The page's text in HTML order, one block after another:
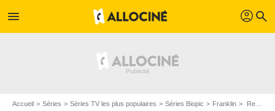
menu profil search
Accueil Séries Séries TV les plus populaires Séries Biopic Franklin Regarder Franklin en SVOD